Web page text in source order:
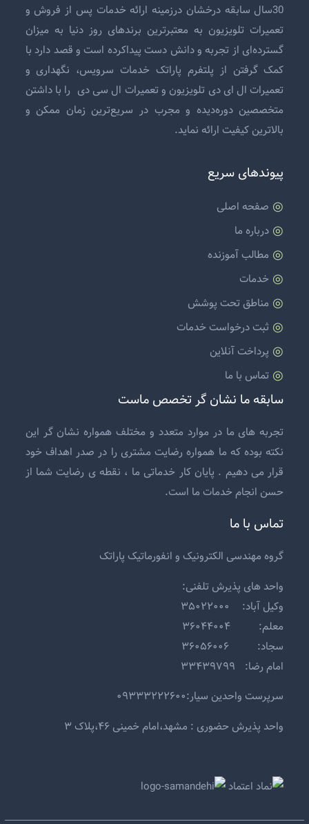
30سال سابقه درخشان درزمینه ارائه خدمات پس از فروش و
تعمیرات تلویزیون به معتبرترین برندهای روز دنیا به میزان
گسترده‌ای از تجربه و دانش دست پیداکرده است و قصد دارد با
کمک گرفتن از پلتفرم پاراتک خدمات سرویس، نگهداری و
تعمیرات ال ای دی تلویزیون وتعمیرات ال سی دی را با داشتن
متخصصین دوره‌دیده و مجرب در سریع‌ترین زمان ممکن و
بالاترین کیفیت ارائه نماید.
پیوندهای سریع
صفحه اصلی
درباره ما
مطالب آموزنده
خدمات
مناطق تحت پوشش
ثبت درخواست خدمات
پرداخت آنلاین
تماس با ما
سابقه ما نشان گر تخصص ماست
تجربه های ما در موارد متعدد و مختلف همواره نشان گر این
نکته بوده که ما همواره رضایت مشتری را در صدر اهداف خود
قرار می دهیم . پایان کار خدماتی ما ، نقطه ی رضایت شما از
حسن انجام خدمات ما است.
تماس با ما
گروه مهندسی الکترونیک و انفورماتیک پاراتک
واحد های پذیرش تلفنی:
وکیل آباد: ۳۵۰۲۲۰۰۰
معلم: ۳۶۰۴۴۰۰۴
سجاد: ۳۶۰۵۶۰۰۶
امام رضا: ۳۳۴۳۹۷۹۹
سرپرست واحدین سیار:۰۹۳۳۳۲۲۲۶۰۰
واحد پذیرش حضوری : مشهد،امام خمینی ۴۶،پلاک ۳